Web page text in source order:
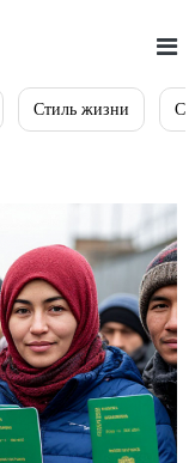
Стиль жизни